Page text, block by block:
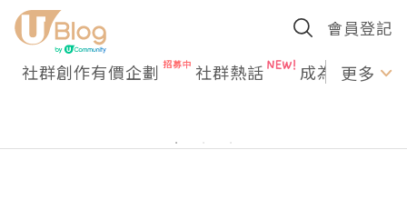
會員登記
社群創作有價企劃 社群熱話 成為U更多